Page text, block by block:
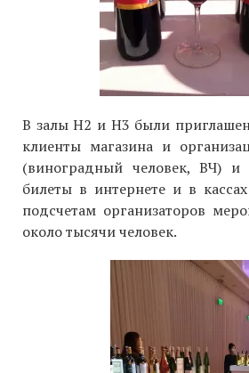
В залы H2 и H3 были
клиенты магазина и
(виноградный человек, ВЧ) и
билеты в интернете и в
подсчетам организаторов
около тысячи человек.